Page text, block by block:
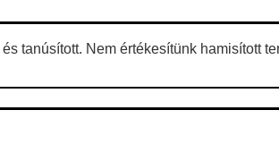
tanúsított. Nem értékesítünk hamisított